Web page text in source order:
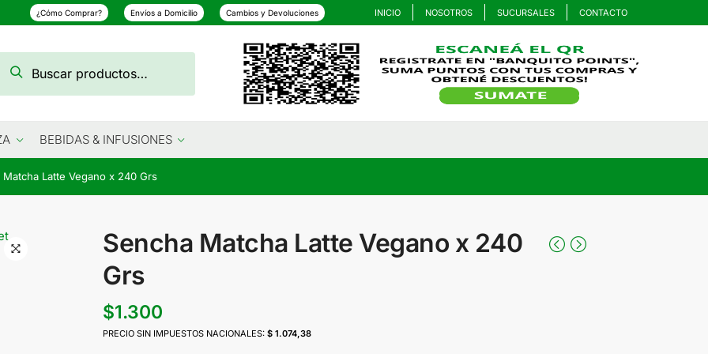
¿Cómo Comprar? Envíos a Domicilio Cambios y Devoluciones INICIO NOSOTROS SUCURSALES CONTACTO
por:
Buscar
BEBIDAS & INFUSIONES
Matcha Latte Vegano x 240 Grs
Sencha Matcha Latte Vegano x 240
Grs
$1.300
PRECIO SIN IMPUESTOS NACIONALES:$ 1.074,38